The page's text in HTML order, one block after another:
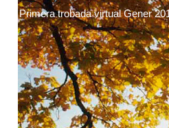
Primera trobada virtual Gener